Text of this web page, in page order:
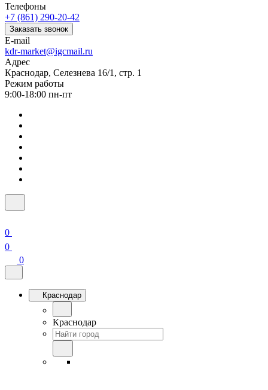
Телефоны
+7 (861) 290-20-42
Заказать звонок
E-mail
kdr-market@igcmail.ru
Адрес
Краснодар, Селезнева 16/1, стр. 1
Режим работы
9:00-18:00 пн-пт
0
0
0
Краснодар
Краснодар